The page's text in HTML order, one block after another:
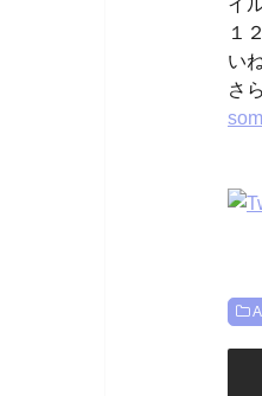
１
い
さ